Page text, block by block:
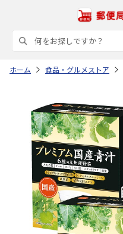
ホーム 食品・グルメストア